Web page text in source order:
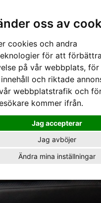
oss av
cookies och andra
för att
på vår webbplats,
och riktade
webbplatstrafik och
kommer ifrån.
Jag accepterar
Jag avböjer
Ändra mina inställningar
› Artfex Skyddsgaller › Artfex